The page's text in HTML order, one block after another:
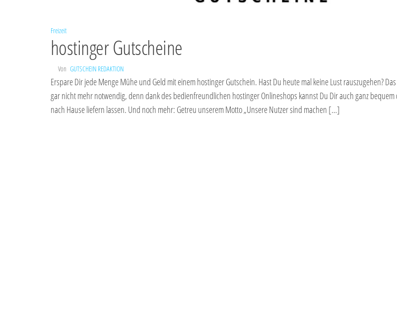
Freizeit
hostinger Gutscheine
Von GUTSCHEIN REDAKTION
Erspare Dir jede Menge Mühe und Geld mit einem hostinger Gutschein. Hast Du heute mal keine Lust rauszugehen?
gar nicht mehr notwendig, denn dank des bedienfreundlichen hostinger Onlineshops kannst Du Dir auch ganz
nach Hause liefern lassen. Und noch mehr: Getreu unserem Motto „Unsere Nutzer sind machen […]